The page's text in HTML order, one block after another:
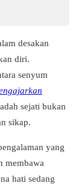
desakan
diri.
senyum
sejati bukan
sikap.
yang
membawa
hati sedang